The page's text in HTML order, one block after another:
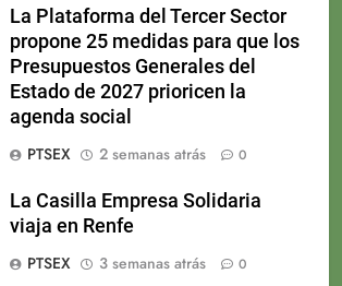
La Plataforma del Tercer Sector
propone 25 medidas para que los
Presupuestos Generales del
Estado de 2027 prioricen la
agenda social
PTSEX
2 semanas atrás 0
La Casilla Empresa Solidaria
viaja en Renfe
PTSEX
3 semanas atrás 0